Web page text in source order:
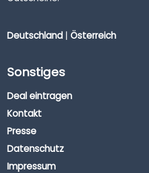
Deutschland | Österreich
Sonstiges
Deal eintragen
Kontakt
Presse
Datenschutz
Impressum